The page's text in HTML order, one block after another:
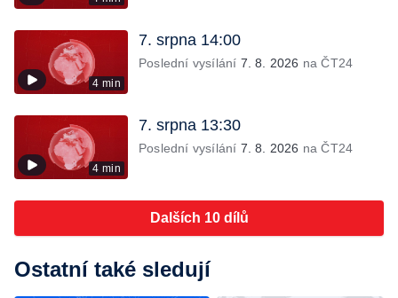
4 min
7. srpna 14:00
Poslední vysílání 7. 8. 2026 na ČT24
4 min
7. srpna 13:30
Poslední vysílání 7. 8. 2026 na ČT24
Dalších 10 dílů
Ostatní také sledují